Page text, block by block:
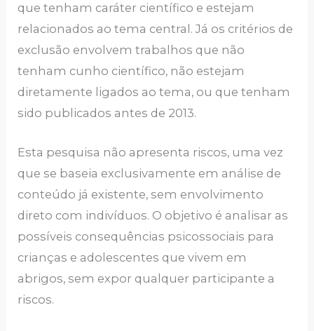
que tenham caráter científico e estejam
relacionados ao tema central. Já os critérios de
exclusão envolvem trabalhos que não
tenham cunho científico, não estejam
diretamente ligados ao tema, ou que tenham
sido publicados antes de 2013.
Esta pesquisa não apresenta riscos, uma vez
que se baseia exclusivamente em análise de
conteúdo já existente, sem envolvimento
direto com indivíduos. O objetivo é analisar as
possíveis consequências psicossociais para
crianças e adolescentes que vivem em
abrigos, sem expor qualquer participante a
riscos.